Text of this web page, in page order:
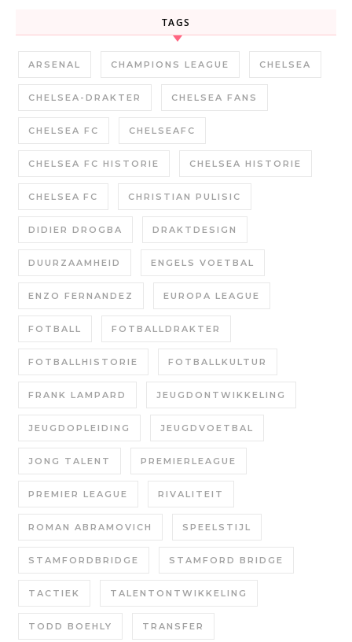
TAGS
ARSENAL CHAMPIONS LEAGUE CHELSEA
CHELSEA-DRAKTER CHELSEA FANS
CHELSEA FC CHELSEAFC
CHELSEA FC HISTORIE CHELSEA HISTORIE
CHELSEA FC CHRISTIAN PULISIC
DIDIER DROGBA DRAKTDESIGN
DUURZAAMHEID ENGELS VOETBAL
ENZO FERNANDEZ EUROPA LEAGUE
FOTBALL FOTBALLDRAKTER
FOTBALLHISTORIE FOTBALLKULTUR
FRANK LAMPARD JEUGDONTWIKKELING
JEUGDOPLEIDING JEUGDVOETBAL
JONG TALENT PREMIERLEAGUE
PREMIER LEAGUE RIVALITEIT
ROMAN ABRAMOVICH SPEELSTIJL
STAMFORDBRIDGE STAMFORD BRIDGE
TACTIEK TALENTONTWIKKELING
TODD BOEHLY TRANSFER